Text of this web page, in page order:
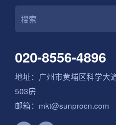
020-8556-4896
地址：广州市黄埔区科学大
503房
邮箱：mkt@sunprocn.com